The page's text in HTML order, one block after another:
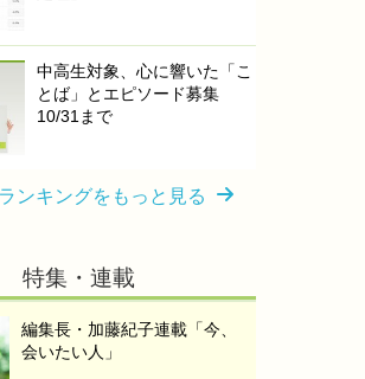
中高生対象、心に響いた「こ
とば」とエピソード募集
10/31まで
ンキングをもっと見る
特集・連載
編集長・加藤紀子連載「今、
会いたい人」